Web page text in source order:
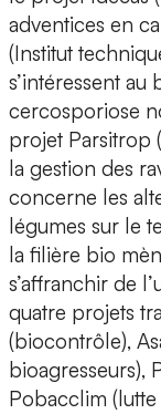
adventices en
(Institut
s’intéressent
cercosporiose
projet Parsitrop
la gestion des
concerne les
légumes sur le
la filière bio
s’affranchir de
quatre projets
(biocontrôle),
bioagresseurs),
Pobacclim